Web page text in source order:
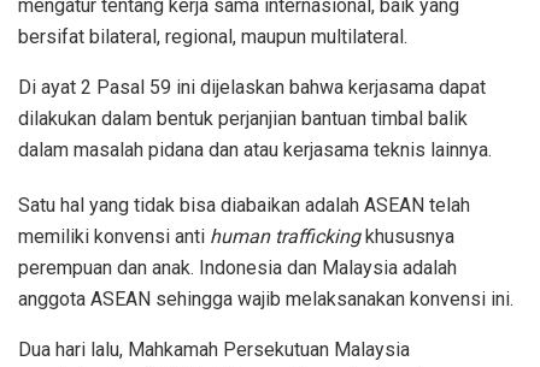
mengatur tentang kerja sama internasional, baik yang
bersifat bilateral, regional, maupun multilateral.
Di ayat 2 Pasal 59 ini dijelaskan bahwa kerjasama dapat
dilakukan dalam bentuk perjanjian bantuan timbal balik
dalam masalah pidana dan atau kerjasama teknis lainnya.
Satu hal yang tidak bisa diabaikan adalah ASEAN telah
memiliki konvensi anti human traffickingkhususnya
perempuan dan anak. Indonesia dan Malaysia adalah
anggota ASEAN sehingga wajib melaksanakan konvensi ini.
Dua hari lalu, Mahkamah Persekutuan Malaysia